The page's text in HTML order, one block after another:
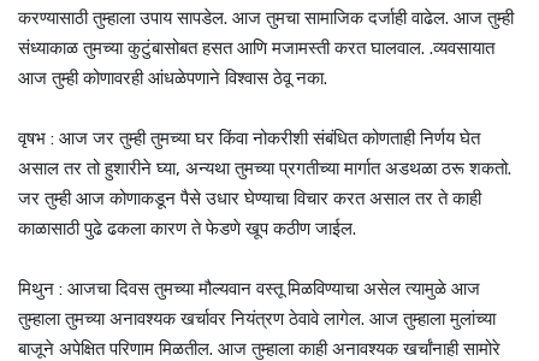
करण्यासाठी तुम्हाला उपाय सापडेल. आज तुमचा सामाजिक दर्जाही वाढेल. आज तुम्ही
संध्याकाळ तुमच्या कुटुंबासोबत हसत आणि मजामस्ती करत घालवाल. .व्यवसायात
आज तुम्ही कोणावरही आंधळेपणाने विश्वास ठेवू नका.
वृषभ : आज जर तुम्ही तुमच्या घर किंवा नोकरीशी संबंधित कोणताही निर्णय घेत
असाल तर तो हुशारीने घ्या, अन्यथा तुमच्या प्रगतीच्या मार्गात अडथळा ठरू शकतो.
जर तुम्ही आज कोणाकडून पैसे उधार घेण्याचा विचार करत असाल तर ते काही
काळासाठी पुढे ढकला कारण ते फेडणे खूप कठीण जाईल.
मिथुन : आजचा दिवस तुमच्या मौल्यवान वस्तू मिळविण्याचा असेल त्यामुळे आज
तुम्हाला तुमच्या अनावश्यक खर्चावर नियंत्रण ठेवावे लागेल. आज तुम्हाला मुलांच्या
बाजूने अपेक्षित परिणाम मिळतील. आज तुम्हाला काही अनावश्यक खर्चांनाही सामोरे